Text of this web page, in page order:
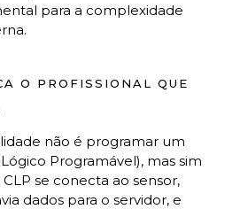
para a complexidade
O PROFISSIONAL QUE
não é programar um
Programável), mas sim
se conecta ao sensor,
dados para o servidor, e